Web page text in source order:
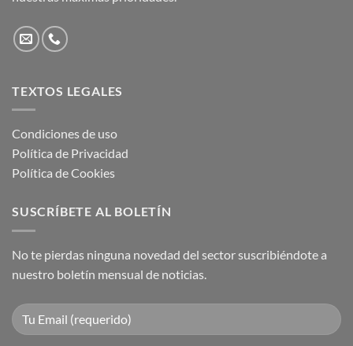
TEXTOS LEGALES
Condiciones de uso
Política de Privacidad
Política de Cookies
SUSCRÍBETE AL BOLETÍN
No te pierdas ninguna novedad del sector suscribiéndote a
nuestro boletín mensual de noticias.